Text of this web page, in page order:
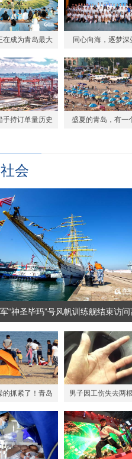
在成为青岛最大
的“剧场”
同心向海，逐梦深
2026“海洋育苗”全
年研学活动在青岛
手持订单量历史
绿色船舶占比超
80%
盛夏的青岛，有一
会
“神圣毕玛”号风帆训练舰结束访
的抓紧了！青岛
浴场预计后天关
闭
男子因工伤失去两
三年时间未收到赔